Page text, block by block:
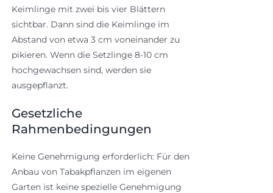
Keimlinge mit zwei bis vier Blättern
sichtbar. Dann sind die Keimlinge im
Abstand von etwa 3 cm voneinander zu
pikieren. Wenn die Setzlinge 8-10 cm
hochgewachsen sind, werden sie
ausgepflanzt.
Gesetzliche
Rahmenbedingungen
Keine Genehmigung erforderlich: Für den
Anbau von Tabakpflanzen im eigenen
Garten ist keine spezielle Genehmigung